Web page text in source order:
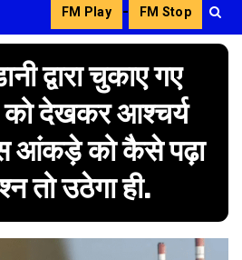
FM Play - FM Stop
द्वारा चुकाए गए
देखकर आश्चर्य
आंकड़े को कैसे पढ़ा
तो उठेगा ही.